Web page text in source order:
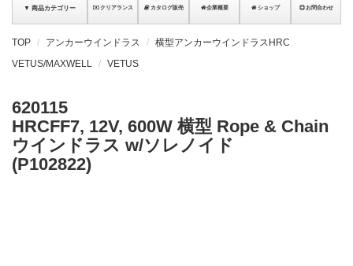
▼ 商品カテゴリー クリアランス カタログ販売 企業概要 ショップ お問合わせ
TOP アンカーウインドラス
横型アンカーウインドラスHRC
VETUS/MAXWELL
VETUS
620115
HRCFF7, 12V, 600W 横型 Rope & Chain
ウインドラス w/ソレノイド
(P102822)